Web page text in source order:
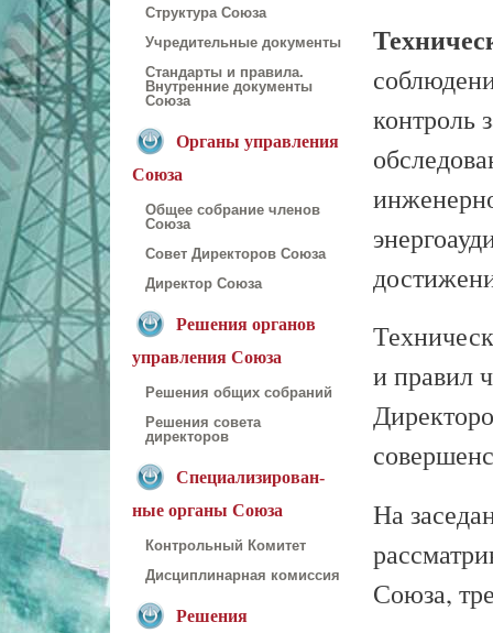
Структура Союза
Учредительные документы
Стандарты и правила.
Внутренние документы
Союза
Органы управления
Союза
Общее собрание членов
Союза
Совет Директоров Союза
Директор Союза
Решения органов
управления Союза
Решения общих собраний
Решения совета
директоров
Специализирован-
ные органы Союза
Контрольный Комитет
Дисциплинарная комиссия
Решения
контроль
и правил
На
Союза,